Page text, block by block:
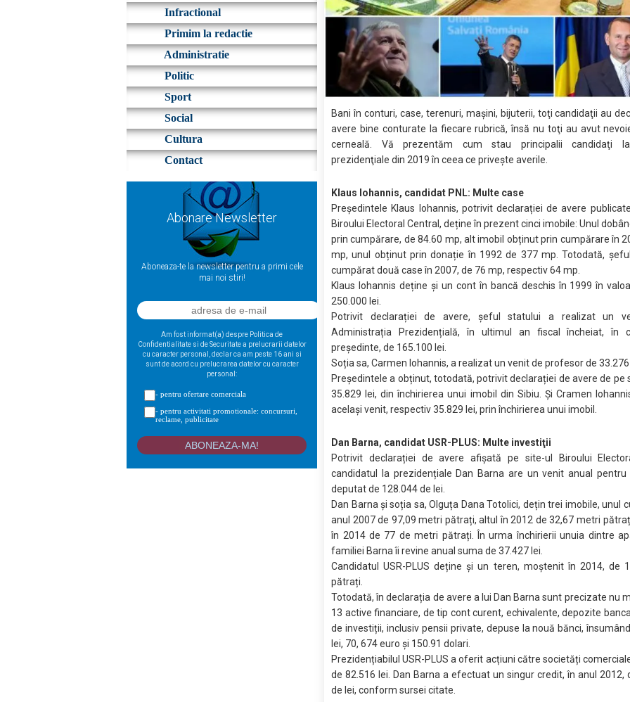
Infractional
Primim la redactie
Administratie
Politic
Sport
Social
Cultura
Contact
Abonare Newsletter
Aboneaza-te la newsletter pentru a primi cele
mai noi stiri!
Am fost informat(a) despre Politica de
Confidentialitate si de Securitate a prelucrarii datelor
cu caracter personal, declar ca am peste 16 ani si
sunt de acord cu prelucrarea datelor cu caracter
personal:
- pentru ofertare comerciala
- pentru activitati promotionale: concursuri,
reclame, publicitate
Bani în conturi, case, terenuri, maşini, bijuterii, toţi candidaţii au
avere bine conturate la fiecare rubrică, însă nu toţi au avut
cerneală. Vă prezentăm cum stau principalii candidaţi
prezidenţiale din 2019 în ceea ce priveşte averile.
Klaus Iohannis, candidat PNL: Multe case
Președintele Klaus Iohannis, potrivit declarației de avere
Biroului Electoral Central, deține în prezent cinci imobile: Unul
prin cumpărare, de 84.60 mp, alt imobil obținut prin cumpărare în
mp, unul obținut prin donație în 1992 de 377 mp. Totodată,
cumpărat două case în 2007, de 76 mp, respectiv 64 mp.
Klaus Iohannis deține și un cont în bancă deschis în 1999 în
250.000 lei.
Potrivit declarației de avere, șeful statului a realizat un
Administrația Prezidențială, în ultimul an fiscal încheiat, în
președinte, de 165.100 lei.
Soția sa, Carmen Iohannis, a realizat un venit de profesor de 33.276
Președintele a obținut, totodată, potrivit declarației de avere de pe
35.829 lei, din închirierea unui imobil din Sibiu. Și Cramen
același venit, respectiv 35.829 lei, prin închirierea unui imobil.
Dan Barna, candidat USR-PLUS: Multe investiţii
Potrivit declarației de avere afișată pe site-ul Biroului
candidatul la prezidențiale Dan Barna are un venit anual
deputat de 128.044 de lei.
Dan Barna și soția sa, Olguța Dana Totolici, dețin trei imobile, unul
anul 2007 de 97,09 metri pătrați, altul în 2012 de 32,67 metri
în 2014 de 77 de metri pătrați. În urma închirierii unuia dintre
familiei Barna îi revine anual suma de 37.427 lei.
Candidatul USR-PLUS deține și un teren, moștenit în 2014, de
pătrați.
Totodată, în declarația de avere a lui Dan Barna sunt precizate nu
13 active financiare, de tip cont curent, echivalente, depozite
de investiții, inclusiv pensii private, depuse la nouă bănci,
lei, 70, 674 euro și 150.91 dolari.
Prezidențiabilul USR-PLUS a oferit acțiuni către societăți
de 82.516 lei. Dan Barna a efectuat un singur credit, în anul 2012,
de lei, conform sursei citate.